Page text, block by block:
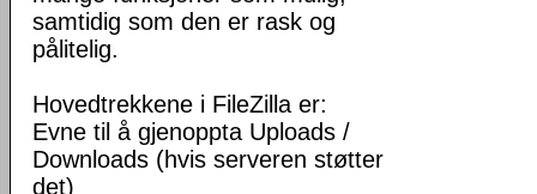
samtidig som den er rask og
pålitelig.
Hovedtrekkene i FileZilla er:
Evne til å gjenoppta Uploads /
Downloads (hvis serveren støtter
det)